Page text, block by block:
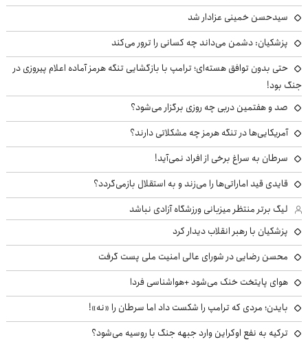
سیدحسن خمینی عزادار شد
پزشکیان: دشمن می‌داند چه کسانی را ترور می‌کند
حتی بدون توافق هسته‌ای؛ ترامپ با بازگشایی تنگه هرمز آماده اعلام پیروزی در
جنگ بود!
صد و هفتمین دربی چه روزی برگزار می‌شود؟
آمریکایی‌ها در تنگه هرمز چه مشکلاتی دارند؟
سرطان به سراغ برخی از افراد نمی‌آید!
قایدی قید اماراتی‌ها را می‌زند و به استقلال بازمی‌گردد؟
لیگ برتر منتظر میزبانی ورزشگاه آزادی نباشد
پزشکیان با رهبر انقلاب دیدار کرد
محسن رضایی در شورای عالی امنیت ملی پست گرفت
هوای پایتخت خنک می‌شود +هواشناسی فردا
بایدن؛ مردی که ترامپ را شکست داد اما سرطان را «نه»!
ترکیه به نفع اوکراین وارد جبهه جنگ با روسیه می‌شود؟